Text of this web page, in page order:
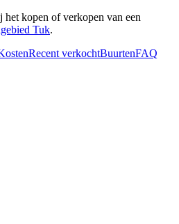
kopen of verkopen van een
Tuk.
Recent verkochtBuurtenFAQ